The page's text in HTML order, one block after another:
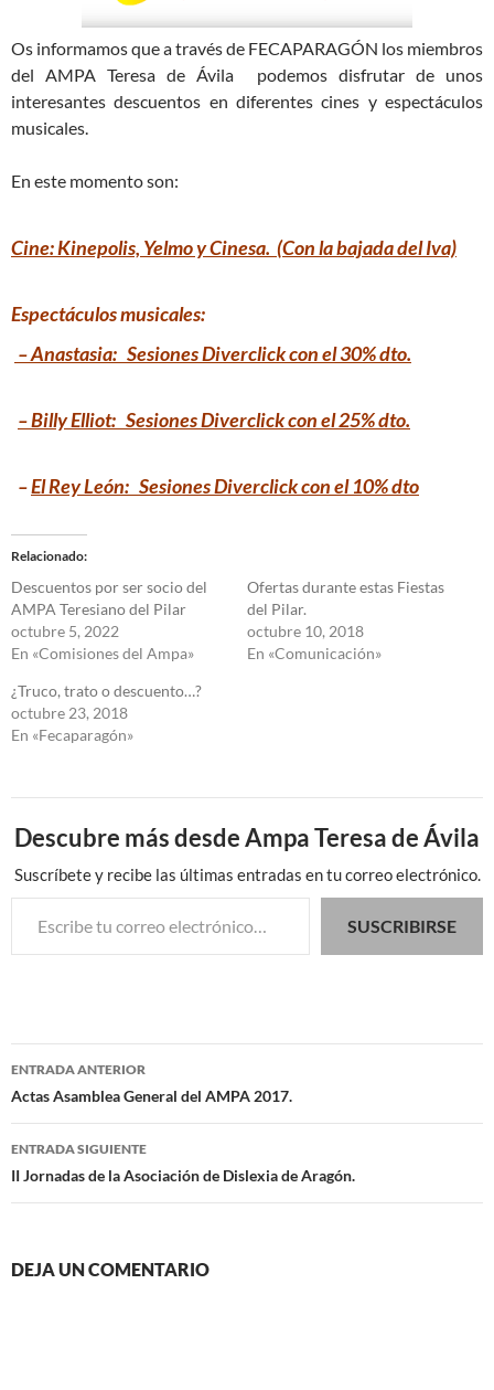
Os informamos que a través de FECAPARAGÓN los miembros
del AMPA Teresa de Ávila podemos disfrutar de unos
interesantes descuentos en diferentes cines y espectáculos
musicales.
En este momento son:
Cine: Kinepolis, Yelmo y Cinesa. (Con la bajada del Iva)
Espectáculos musicales:
– Anastasia: Sesiones Diverclick con el 30% dto.
– Billy Elliot: Sesiones Diverclick con el 25% dto.
–El Rey León: Sesiones Diverclick con el 10% dto
Relacionado
Descuentos por ser socio del
AMPA Teresiano del Pilar
octubre 5, 2022
En «Comisiones del Ampa»
Ofertas durante estas Fiestas
del Pilar.
octubre 10, 2018
En «Comunicación»
¿Truco, trato o descuento…?
octubre 23, 2018
En «Fecaparagón»
Descubre más desde Ampa Teresa de Ávila
Suscríbete y recibe las últimas entradas en tu correo electrónico.
Escribe tu correo electrónico…
SUSCRIBIRSE
Navegación
de
entradas
ENTRADA ANTERIOR
Actas Asamblea General del AMPA 2017.
ENTRADA SIGUIENTE
II Jornadas de la Asociación de Dislexia de Aragón.
DEJA UN COMENTARIO